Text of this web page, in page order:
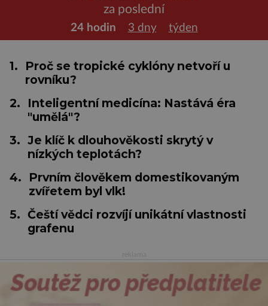
za poslední
24 hodin 3 dny týden
1.
Proč se tropické cyklóny netvoří u
rovníku?
2.
Inteligentní medicína: Nastává éra
"umělá"?
3. Je klíč k dlouhověkosti skrytý v
nízkých teplotách?
4.
Prvním člověkem domestikovaným
zvířetem byl vlk!
5. Čeští vědci rozvíjí unikátní vlastnosti
grafenu